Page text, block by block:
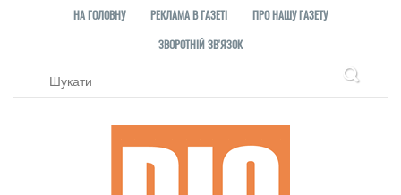
НА ГОЛОВНУ РЕКЛАМА В ГАЗЕТІ
ПРО НАШУ ГАЗЕТУ
ЗВОРОТНІЙ ЗВ'ЯЗОК